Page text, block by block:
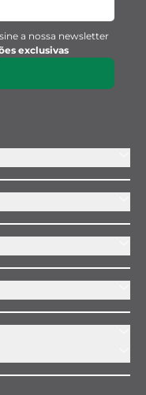
a nossa newsletter
exclusivas